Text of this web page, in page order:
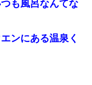
も風呂なんてな
ンにある温泉く